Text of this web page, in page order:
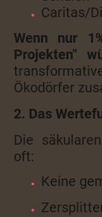
Caritas/
Wenn nur
Projekten"
Ökodörfer
2. Das
Die
oft:
Keine